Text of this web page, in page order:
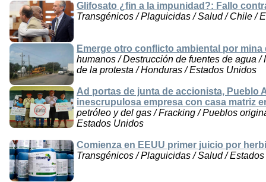
Glifosato ¿fin a la impunidad?: Fallo
Transgénicos / Plaguicidas / Salud / Chile /
Emerge otro conflicto ambiental por
humanos / Destrucción de fuentes de agua
de la protesta / Honduras / Estados Unidos
Ad portas de junta de accionista, Pueblo
inescrupulosa empresa con casa matriz
petróleo y del gas / Fracking / Pueblos
Estados Unidos
Comienza en EEUU primer juicio por
Transgénicos / Plaguicidas / Salud /